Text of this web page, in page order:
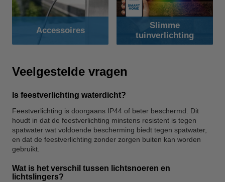
Accessoires
Slimme
tuinverlichting
Veelgestelde vragen
Is feestverlichting waterdicht?
Feestverlichting is doorgaans IP44 of beter beschermd. Dit
houdt in dat de feestverlichting minstens resistent is tegen
spatwater wat voldoende bescherming biedt tegen spatwater,
en dat de feestverlichting zonder zorgen buiten kan worden
gebruikt.
Wat is het verschil tussen lichtsnoeren en
lichtslingers?